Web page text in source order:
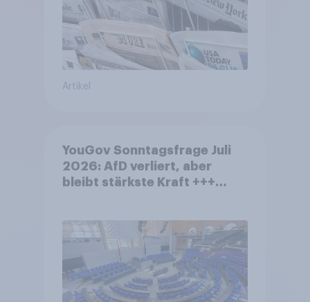
Artikel
YouGov Sonntagsfrage Juli
2026: AfD verliert, aber
bleibt stärkste Kraft +++